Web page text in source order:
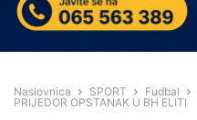
Naslovnica SPORT Fudbal
PRIJEDOR OPSTANAK U BH ELITI